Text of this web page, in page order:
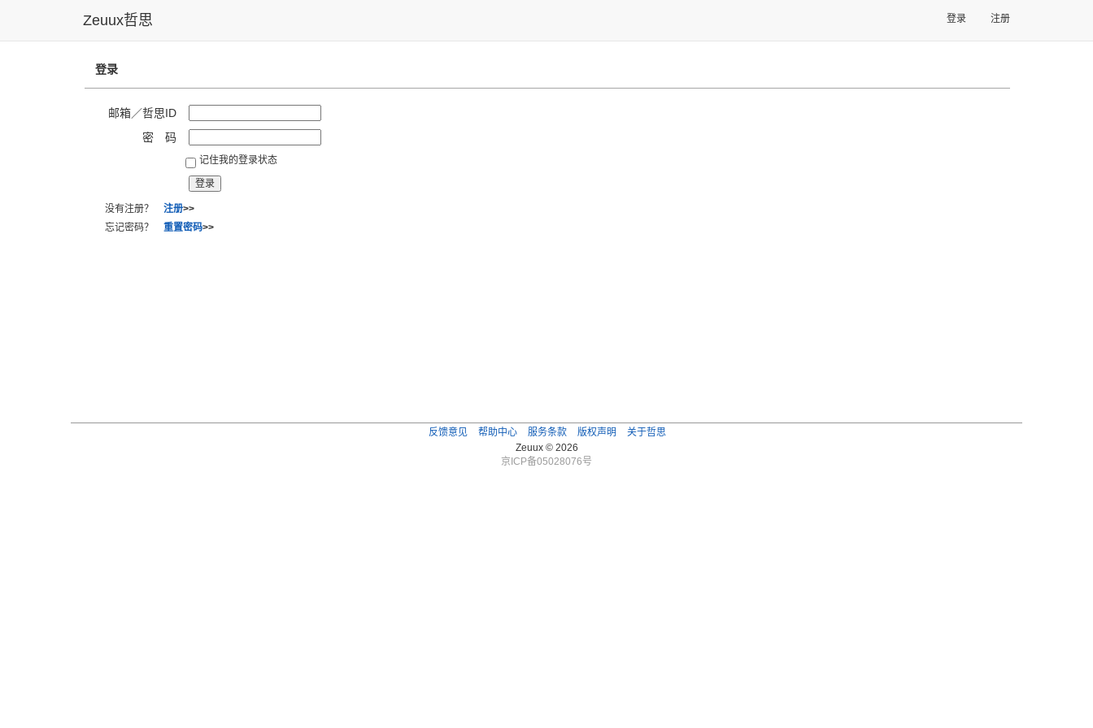
Zeuux哲思 登录 注册
登录
邮箱／哲思ID
密 码
记住我的登录状态
没有注册？ 注册>>
忘记密码？ 重置密码>>
反馈意见 帮助中心 服务条款 版权声明
关于哲思
Zeuux © 2026
京ICP备05028076号